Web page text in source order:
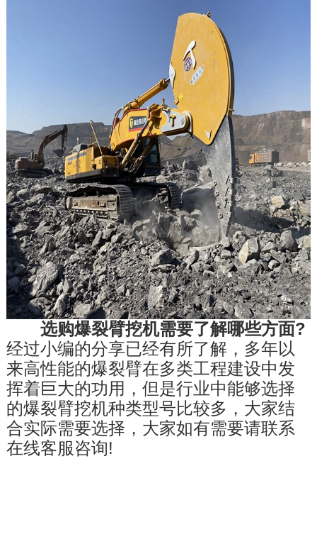
选购爆裂臂挖机需要了解哪些方面?
经过小编的分享已经有所了解，多年以
来高性能的爆裂臂在多类工程建设中发
挥着巨大的功用，但是行业中能够选择
的爆裂臂挖机种类型号比较多，大家结
合实际需要选择，大家如有需要请联系
在线客服咨询!